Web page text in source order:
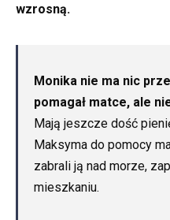
wzrosną.
Monika nie ma nic
pomagał matce, ale
Mają jeszcze dość
Maksyma do pomocy
zabrali ją nad morze,
mieszkaniu.